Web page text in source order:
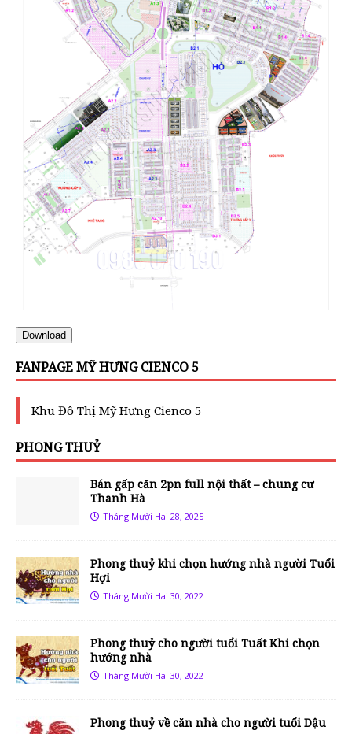
Download
FANPAGE MỸ HƯNG CIENCO 5
Khu Đô Thị Mỹ Hưng Cienco 5
PHONG THUỶ
Bán gấp căn 2pn full nội thất – chung cư
Thanh Hà
Tháng Mười Hai 28, 2025
Phong thuỷ khi chọn hướng nhà người Tuổi
Hợi
Tháng Mười Hai 30, 2022
Phong thuỷ cho người tuổi Tuất Khi chọn
hướng nhà
Tháng Mười Hai 30, 2022
Phong thuỷ về căn nhà cho người tuổi Dậu